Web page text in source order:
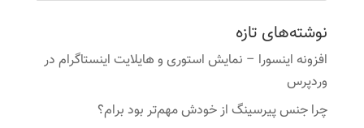
نوشته‌های تازه
افزونه اینسورا – نمایش استوری و هایلایت اینستاگرام در
وردپرس
چرا جنس پیرسینگ از خودش مهم‌تر بود برام؟